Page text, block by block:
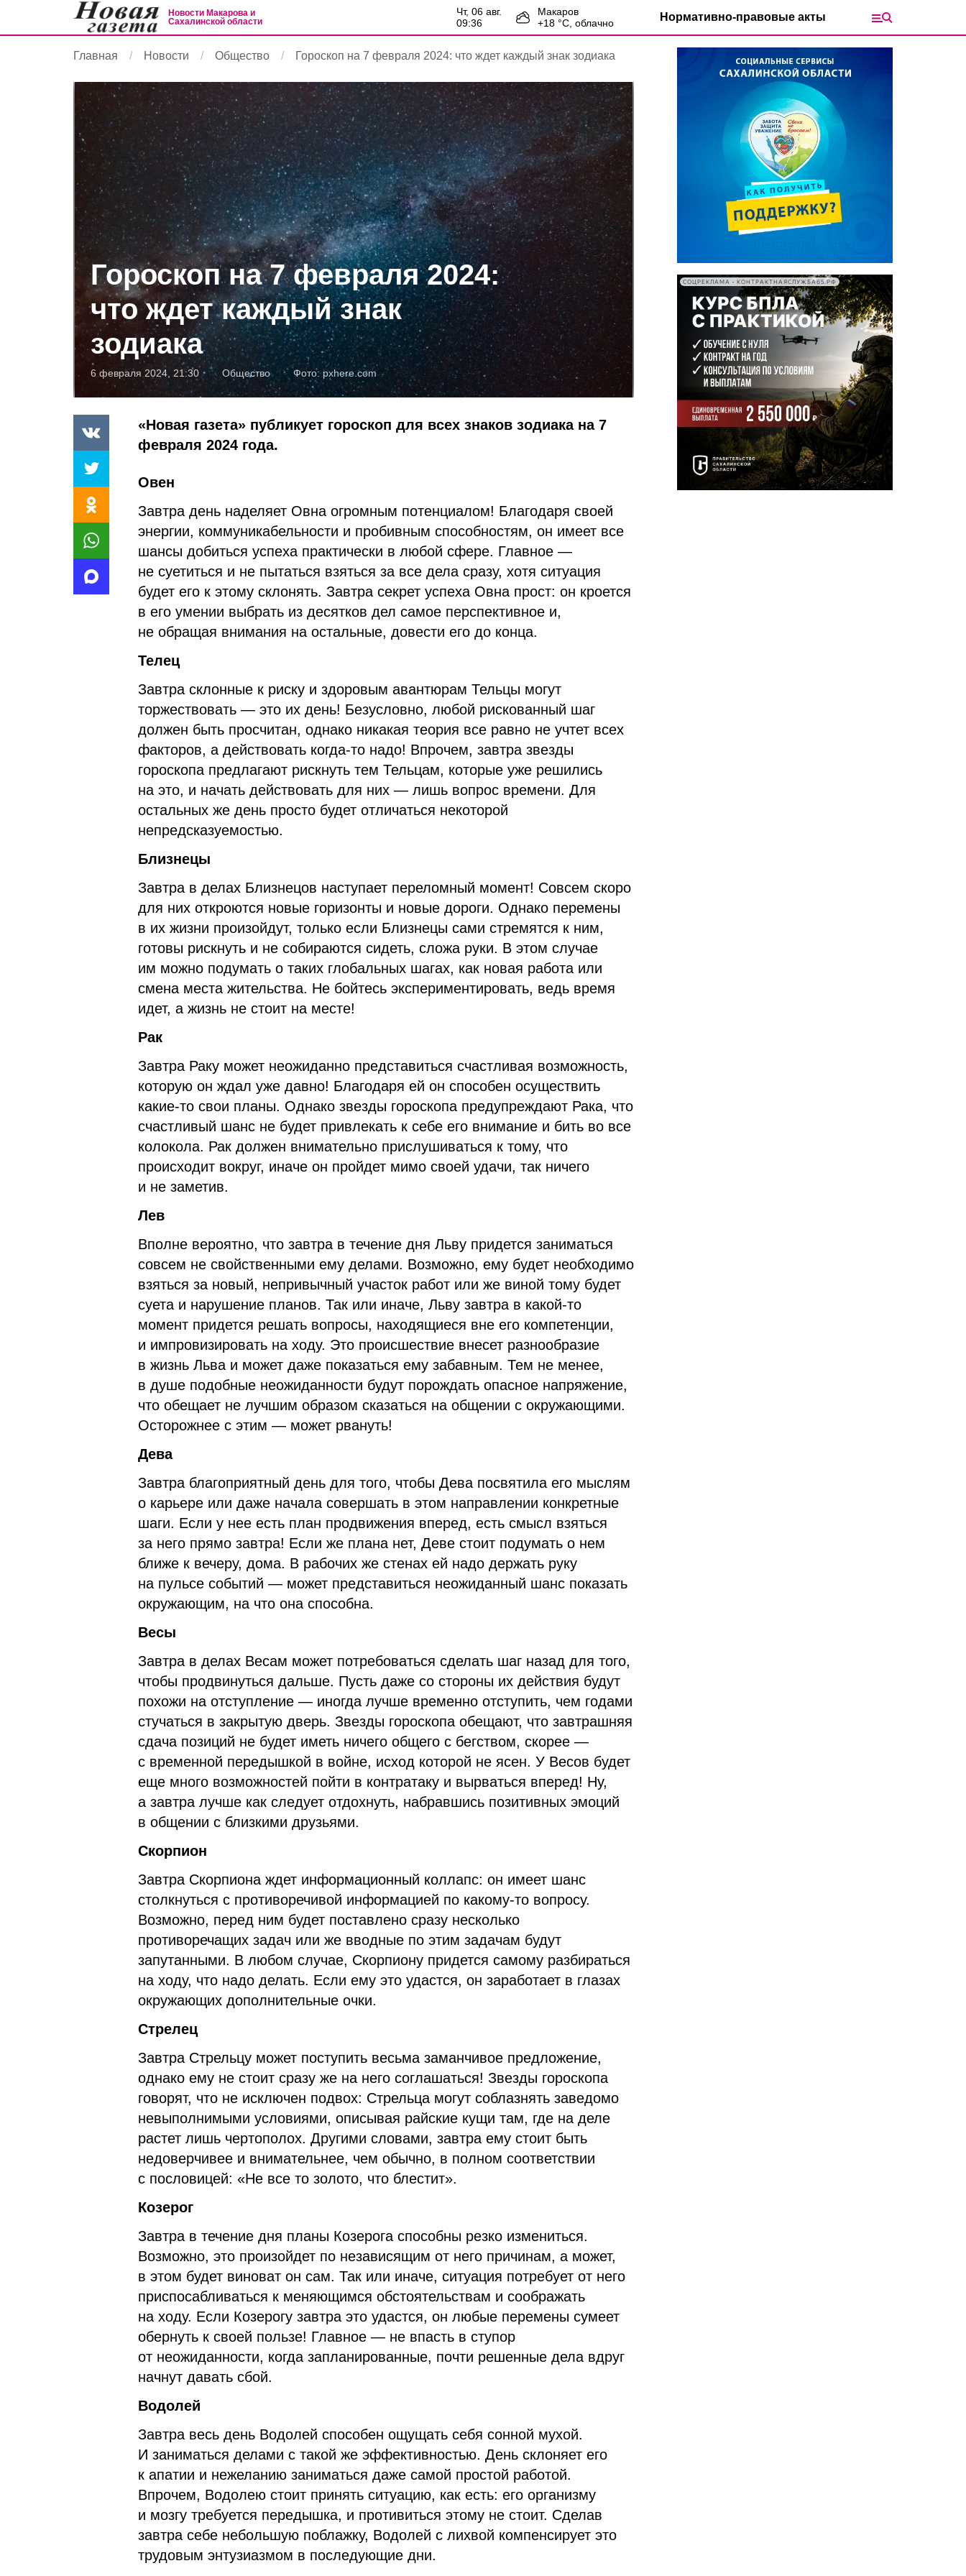
Новости Макарова и
Сахалинской области
чт, 06 авг.
09:36
Макаров
+18 °С, облачно Нормативно-правовые акты
Главная Новости Общество Гороскоп на 7 февраля 2024: что ждет каждый знак зодиака
Гороскоп на 7 февраля 2024:
что ждет каждый знак
зодиака
6 февраля 2024, 21:30 Общество Фото:pxhere.com
«Новая газета» публикует гороскоп для всех знаков зодиака на 7
февраля 2024 года.
Овен
Завтра день наделяет Овна огромным потенциалом! Благодаря своей
энергии, коммуникабельности и пробивным способностям, он имеет все
шансы добиться успеха практически в любой сфере. Главное —
не суетиться и не пытаться взяться за все дела сразу, хотя ситуация
будет его к этому склонять. Завтра секрет успеха Овна прост: он кроется
в его умении выбрать из десятков дел самое перспективное и,
не обращая внимания на остальные, довести его до конца.
Телец
Завтра склонные к риску и здоровым авантюрам Тельцы могут
торжествовать — это их день! Безусловно, любой рискованный шаг
должен быть просчитан, однако никакая теория все равно не учтет всех
факторов, а действовать когда-то надо! Впрочем, завтра звезды
гороскопа предлагают рискнуть тем Тельцам, которые уже решились
на это, и начать действовать для них — лишь вопрос времени. Для
остальных же день просто будет отличаться некоторой
непредсказуемостью.
Близнецы
Завтра в делах Близнецов наступает переломный момент! Совсем скоро
для них откроются новые горизонты и новые дороги. Однако перемены
в их жизни произойдут, только если Близнецы сами стремятся к ним,
готовы рискнуть и не собираются сидеть, сложа руки. В этом случае
им можно подумать о таких глобальных шагах, как новая работа или
смена места жительства. Не бойтесь экспериментировать, ведь время
идет, а жизнь не стоит на месте!
Рак
Завтра Раку может неожиданно представиться счастливая возможность,
которую он ждал уже давно! Благодаря ей он способен осуществить
какие-то свои планы. Однако звезды гороскопа предупреждают Рака, что
счастливый шанс не будет привлекать к себе его внимание и бить во все
колокола. Рак должен внимательно прислушиваться к тому, что
происходит вокруг, иначе он пройдет мимо своей удачи, так ничего
и не заметив.
Лев
Вполне вероятно, что завтра в течение дня Льву придется заниматься
совсем не свойственными ему делами. Возможно, ему будет необходимо
взяться за новый, непривычный участок работ или же виной тому будет
суета и нарушение планов. Так или иначе, Льву завтра в какой-то
момент придется решать вопросы, находящиеся вне его компетенции,
и импровизировать на ходу. Это происшествие внесет разнообразие
в жизнь Льва и может даже показаться ему забавным. Тем не менее,
в душе подобные неожиданности будут порождать опасное напряжение,
что обещает не лучшим образом сказаться на общении с окружающими.
Осторожнее с этим — может рвануть!
Дева
Завтра благоприятный день для того, чтобы Дева посвятила его мыслям
о карьере или даже начала совершать в этом направлении конкретные
шаги. Если у нее есть план продвижения вперед, есть смысл взяться
за него прямо завтра! Если же плана нет, Деве стоит подумать о нем
ближе к вечеру, дома. В рабочих же стенах ей надо держать руку
на пульсе событий — может представиться неожиданный шанс показать
окружающим, на что она способна.
Весы
Завтра в делах Весам может потребоваться сделать шаг назад для того,
чтобы продвинуться дальше. Пусть даже со стороны их действия будут
похожи на отступление — иногда лучше временно отступить, чем годами
стучаться в закрытую дверь. Звезды гороскопа обещают, что завтрашняя
сдача позиций не будет иметь ничего общего с бегством, скорее —
с временной передышкой в войне, исход которой не ясен. У Весов будет
еще много возможностей пойти в контратаку и вырваться вперед! Ну,
а завтра лучше как следует отдохнуть, набравшись позитивных эмоций
в общении с близкими друзьями.
Скорпион
Завтра Скорпиона ждет информационный коллапс: он имеет шанс
столкнуться с противоречивой информацией по какому-то вопросу.
Возможно, перед ним будет поставлено сразу несколько
противоречащих задач или же вводные по этим задачам будут
запутанными. В любом случае, Скорпиону придется самому разбираться
на ходу, что надо делать. Если ему это удастся, он заработает в глазах
окружающих дополнительные очки.
Стрелец
Завтра Стрельцу может поступить весьма заманчивое предложение,
однако ему не стоит сразу же на него соглашаться! Звезды гороскопа
говорят, что не исключен подвох: Стрельца могут соблазнять заведомо
невыполнимыми условиями, описывая райские кущи там, где на деле
растет лишь чертополох. Другими словами, завтра ему стоит быть
недоверчивее и внимательнее, чем обычно, в полном соответствии
с пословицей: «Не все то золото, что блестит».
Козерог
Завтра в течение дня планы Козерога способны резко измениться.
Возможно, это произойдет по независящим от него причинам, а может,
в этом будет виноват он сам. Так или иначе, ситуация потребует от него
приспосабливаться к меняющимся обстоятельствам и соображать
на ходу. Если Козерогу завтра это удастся, он любые перемены сумеет
обернуть к своей пользе! Главное — не впасть в ступор
от неожиданности, когда запланированные, почти решенные дела вдруг
начнут давать сбой.
Водолей
Завтра весь день Водолей способен ощущать себя сонной мухой.
И заниматься делами с такой же эффективностью. День склоняет его
к апатии и нежеланию заниматься даже самой простой работой.
Впрочем, Водолею стоит принять ситуацию, как есть: его организму
и мозгу требуется передышка, и противиться этому не стоит. Сделав
завтра себе небольшую поблажку, Водолей с лихвой компенсирует это
трудовым энтузиазмом в последующие дни.
СОЦРЕКЛАМА • КОНТРАКТНАЯСЛУЖБА65.РФ